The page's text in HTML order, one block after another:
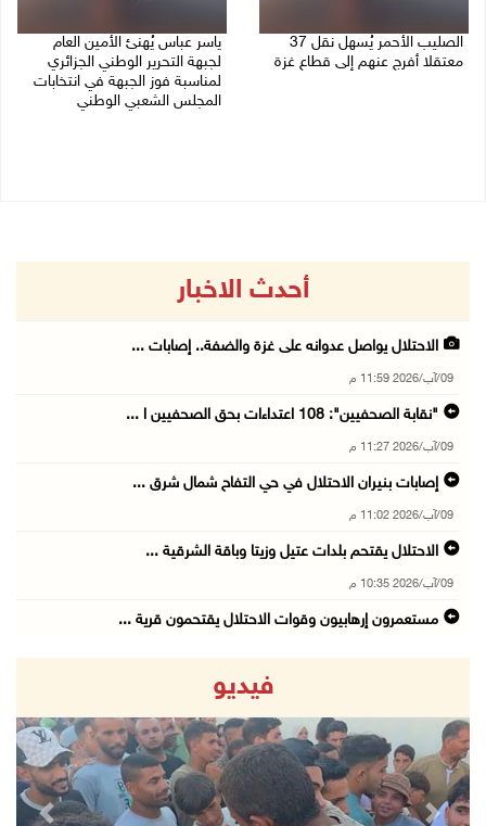
الصليب الأحمر يُسهل نقل 37
معتقلا أفرج عنهم إلى قطاع غزة
ياسر عباس يُهنئ الأمين العام
لجبهة التحرير الوطني الجزائري
لمناسبة فوز الجبهة في انتخابات
المجلس الشعبي الوطني
أحدث الاخبار
الاحتلال يواصل عدوانه على غزة والضفة.. إصابات ...
09/آب/2026 11:59 م
"نقابة الصحفيين": 108 اعتداءات بحق الصحفيين ا ...
09/آب/2026 11:27 م
إصابات بنيران الاحتلال في حي التفاح شمال شرق ...
09/آب/2026 11:02 م
الاحتلال يقتحم بلدات عتيل وزيتا وباقة الشرقية ...
09/آب/2026 10:35 م
مستعمرون إرهابيون وقوات الاحتلال يقتحمون قرية ...
قصف مدفعي للاحتلال وإطلاق نار كثيف شمال ووسط ...
09/آب/2026 10:25 م
الاحتلال يقتحم المزرعة الغربية
09/آب/2026 10:18 م
فيديو